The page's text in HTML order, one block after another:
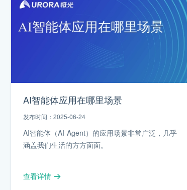
AI智能体应用在哪里场景
发布时间：2025-06-24
AI智能体（AI Agent）的应用场景非常广泛，几乎
涵盖我们生活的方方面面。
查看详情